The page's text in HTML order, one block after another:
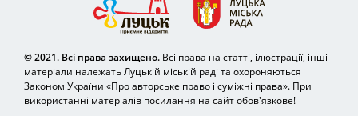
© 2021. Всі права захищено. Всі права на статті, ілюстрації, інші
матеріали належать Луцькій міській раді та охороняються
Законом України «Про авторське право і суміжні права». При
використанні матеріалів посилання на сайт обов'язкове!